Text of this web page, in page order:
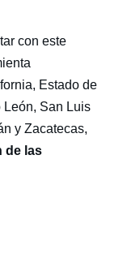
con este
Estado de
León, San Luis
y Zacatecas,
de las